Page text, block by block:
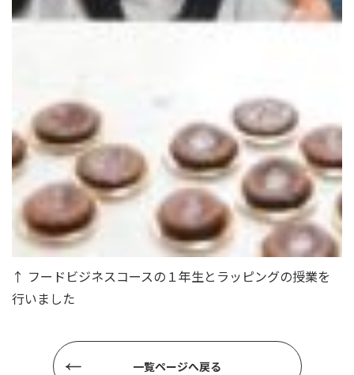
↑ フードビジネスコースの１年生とラッピングの授業を
行いました
一覧ページへ戻る